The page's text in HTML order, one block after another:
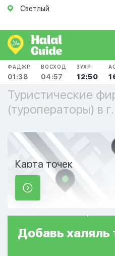
Светлый
ФАДЖР
01:38
ВОСХОД
04:57
ЗУХР
12:50
Туристические
(туроператоры) в
Карта точек
Добавь халяль